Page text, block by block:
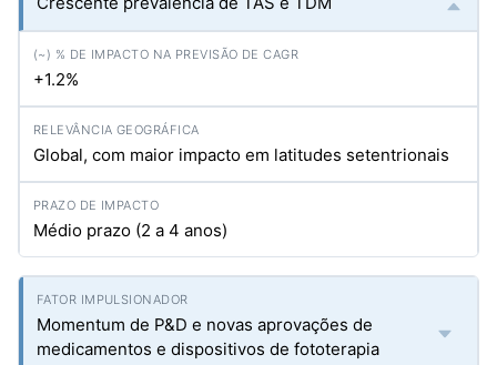
+1.2%
Global, com maior impacto em latitudes setentrionais
Médio prazo (2 a 4 anos)
Momentum de P&D e novas aprovações de
medicamentos e dispositivos de fototerapia